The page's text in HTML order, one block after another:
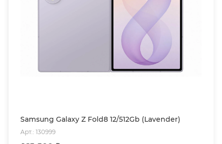
Samsung Galaxy Z Fold8 12/512Gb (Lavender)
Арт.: 130999